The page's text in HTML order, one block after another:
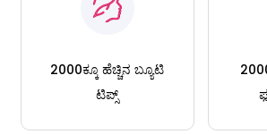
2000ಕ್ಕೂ ಹೆಚ್ಚಿನ ಬ್ಯೂಟಿ
ಟಿಪ್ಸ್